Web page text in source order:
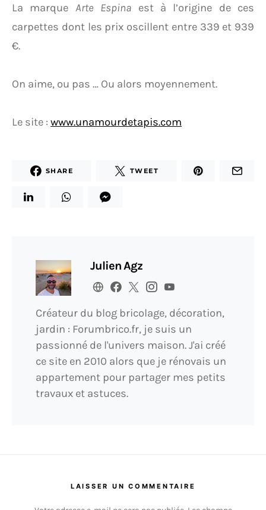
La marque Arte Espina est à l’origine de ces
carpettes dont les prix oscillent entre 339 et 939
€.
On aime, ou pas … Ou alors moyennement.
Le site : www.unamourdetapis.com
SHARE TWEET
Julien Agz
Créateur du blog bricolage, décoration,
jardin : Forumbrico.fr, je suis un
passionné de l'univers maison. J'ai créé
ce site en 2010 alors que je rénovais un
appartement pour partager mes petits
travaux et astuces.
LAISSER UN COMMENTAIRE